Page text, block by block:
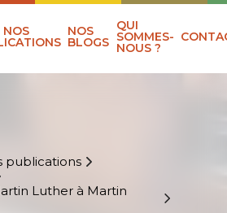
NOS NOS
BLOGS
QUI
SOMMES-
NOUS ?
publications
Luther à Martin